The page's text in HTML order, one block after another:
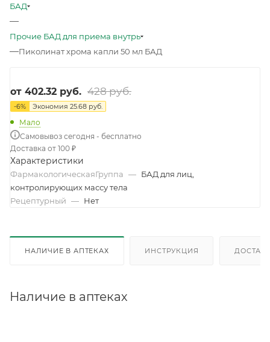
БАД
—
Прочие БАД для приема внутрь
—Пиколинат хрома капли 50 мл БАД
от 402.32 руб. 428 руб.
-6% Экономия 25.68 руб.
Мало
Самовывоз сегодня - бесплатно
Доставка от 100 ₽
Характеристики
ФармакологическаяГруппа — БАД для лиц,
контролирующих массу тела
Рецептурный — Нет
НАЛИЧИЕ В АПТЕКАХ ИНСТРУКЦИЯ
Наличие в аптеках